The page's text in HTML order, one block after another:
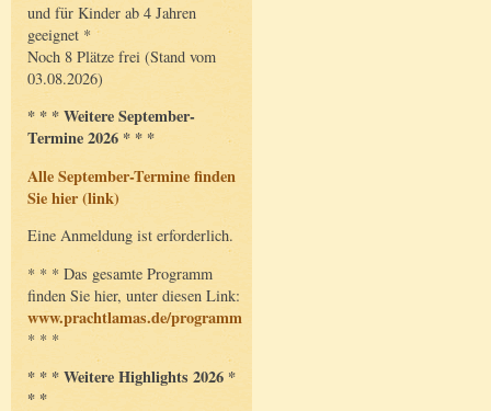
und für Kinder ab 4 Jahren
geeignet *
Noch 8 Plätze frei (Stand vom
03.08.2026)
* * * Weitere September-
Termine 2026 * * *
Alle September-Termine finden
Sie hier (link)
Eine Anmeldung ist erforderlich.
* * * Das gesamte Programm
finden Sie hier, unter diesen Link:
www.prachtlamas.de/programm
* * *
* * * Weitere Highlights 2026 *
* *